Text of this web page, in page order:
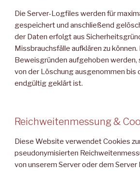
Die Server-Logfiles werden für
gespeichert und anschließend
der Daten erfolgt aus
Missbrauchsfälle aufklären zu
Beweisgründen aufgehoben werden,
von der Löschung ausgenommen bis
endgültig geklärt ist.
Reichweitenmessung &
Diese Website verwendet Cookies
pseudonymisierten
von unserem Server oder dem Server